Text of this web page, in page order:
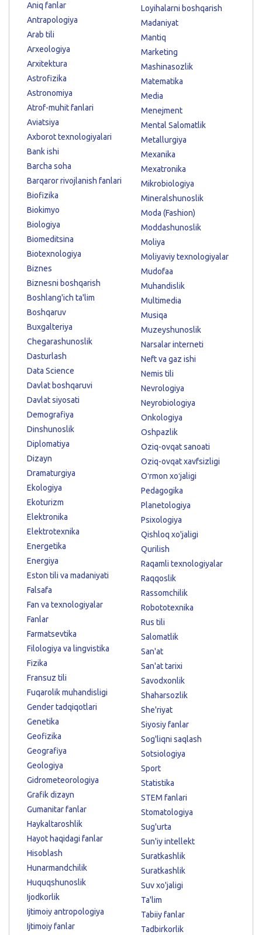
Aniq fanlar
Antrapologiya
Arab tili
Arxeologiya
Arxitektura
Astrofizika
Astronomiya
Atrof-muhit fanlari
Aviatsiya
Axborot texnologiyalari
Bank ishi
Barcha soha
Barqaror rivojlanish fanlari
Biofizika
Biokimyo
Biologiya
Biomeditsina
Biotexnologiya
Biznes
Biznesni boshqarish
Boshlang'ich ta'lim
Boshqaruv
Buxgalteriya
Chegarashunoslik
Dasturlash
Data Science
Davlat boshqaruvi
Davlat siyosati
Demografiya
Dinshunoslik
Diplomatiya
Dizayn
Dramaturgiya
Ekologiya
Ekoturizm
Elektronika
Elektrotexnika
Energetika
Energiya
Eston tili va madaniyati
Falsafa
Fan va texnologiyalar
Fanlar
Farmatsevtika
Filologiya va lingvistika
Fizika
Fransuz tili
Fuqarolik muhandisligi
Gender tadqiqotlari
Genetika
Geofizika
Geografiya
Geologiya
Gidrometeorologiya
Grafik dizayn
Gumanitar fanlar
Haykaltaroshlik
Hayot haqidagi fanlar
Hisoblash
Hunarmandchilik
Huquqshunoslik
Ijodkorlik
Ijtimoiy antropologiya
Ijtimoiy fanlar
Loyihalarni boshqarish
Madaniyat
Mantiq
Marketing
Mashinasozlik
Matematika
Media
Menejment
Mental Salomatlik
Metallurgiya
Mexanika
Mexatronika
Mikrobiologiya
Mineralshunoslik
Moda (Fashion)
Moddashunoslik
Moliya
Moliyaviy texnologiyalar
Mudofaa
Muhandislik
Multimedia
Musiqa
Muzeyshunoslik
Narsalar interneti
Neft va gaz ishi
Nemis tili
Nevrologiya
Neyrobiologiya
Onkologiya
Oshpazlik
Oziq-ovqat sanoati
Oziq-ovqat xavfsizligi
Oʻrmon xoʻjaligi
Pedagogika
Planetologiya
Psixologiya
Qishloq xo'jaligi
Qurilish
Raqamli texnologiyalar
Raqqoslik
Rassomchilik
Robototexnika
Rus tili
Salomatlik
San'at
San'at tarixi
Savodxonlik
Shaharsozlik
She'riyat
Siyosiy fanlar
Sog'liqni saqlash
Sotsiologiya
Sport
Statistika
STEM fanlari
Stomatologiya
Sug'urta
Sun'iy intellekt
Suratkashlik
Suratkashlik
Suv xo'jaligi
Ta'lim
Tabiiy fanlar
Tadbirkorlik